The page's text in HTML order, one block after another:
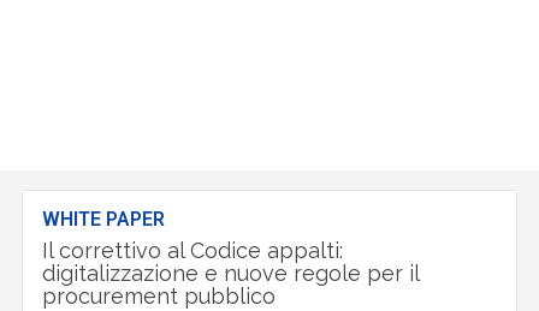
WHITE PAPER
Il correttivo al Codice appalti:
digitalizzazione e nuove regole per il
procurement pubblico